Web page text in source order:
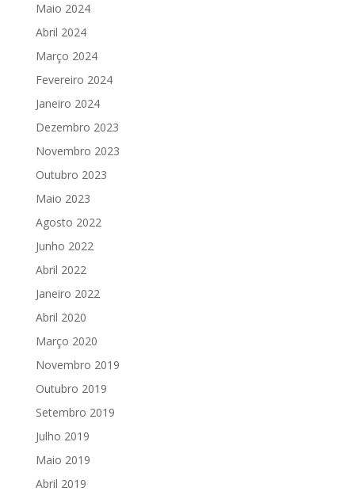
Maio 2024
Abril 2024
Março 2024
Fevereiro 2024
Janeiro 2024
Dezembro 2023
Novembro 2023
Outubro 2023
Maio 2023
Agosto 2022
Junho 2022
Abril 2022
Janeiro 2022
Abril 2020
Março 2020
Novembro 2019
Outubro 2019
Setembro 2019
Julho 2019
Maio 2019
Abril 2019